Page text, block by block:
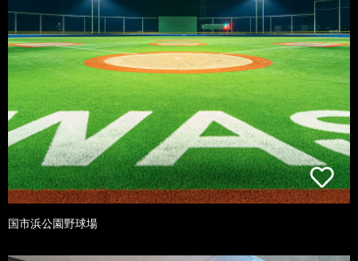
国市浜公園野球場